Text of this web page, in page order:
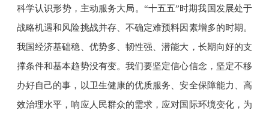
科学认识形势，主动服务大局。“十五五”时期我国发展处于
战略机遇和风险挑战并存、不确定难预料因素增多的时期。
我国经济基础稳、优势多、韧性强、潜能大，长期向好的支
撑条件和基本趋势没有变。我们要坚定信心信念，坚定不移
办好自己的事，以卫生健康的优质服务、安全保障能力、高
效治理水平，响应人民群众的需求，应对国际环境变化，为